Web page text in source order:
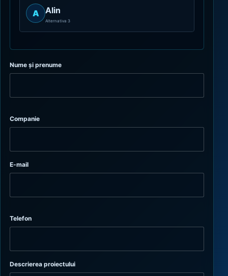
A Alin
Alternativa 3
Nume și prenume
Companie
E-mail
Telefon
Descrierea proiectului